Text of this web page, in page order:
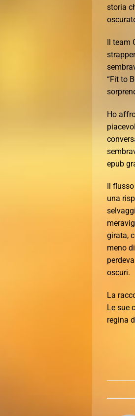
storia
Il team
“Fit to
Ho
epub
Il
una
girata,
meno
oscuri.
La
Le sue
regina